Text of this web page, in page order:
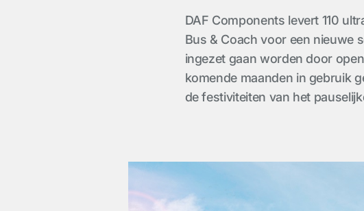
DAF Components levert 110
Bus & Coach voor een nieuwe
ingezet gaan worden door
komende maanden in gebruik
de festiviteiten van het